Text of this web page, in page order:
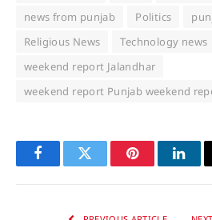
news from punjab
Politics
Religious News
Technology news
weekend report Jalandhar
weekend report Punjab weekend
FacebookTwitter Pinterest